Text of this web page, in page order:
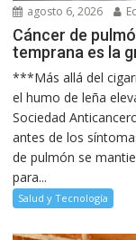
agosto 6, 2026
Cáncer de
temprana es la
***Más allá del
el humo de leña
Sociedad
antes de los
de pulmón se
para...
Salud y Tecnología